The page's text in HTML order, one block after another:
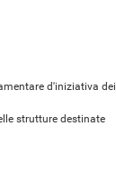
d'iniziativa dei
strutture destinate